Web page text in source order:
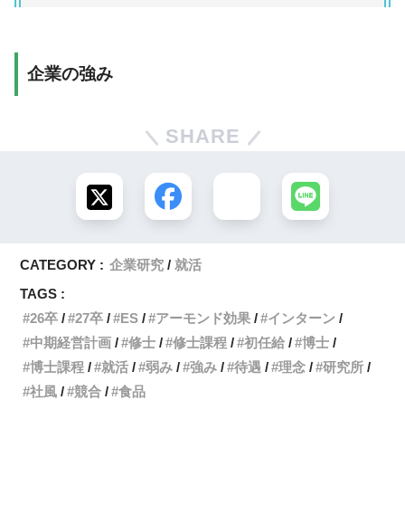
企業の強み
SHARE
CATEGORY : 企業研究
就活
TAGS :
26卒
27卒 ES アーモンド効果
インターン
中期経営計画
修士 修士課程 初任給
博士
博士課程
就活 弱み 強み 待遇 理念
研究所
社風
競合 食品